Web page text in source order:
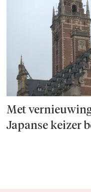
Met
Japanse keizer